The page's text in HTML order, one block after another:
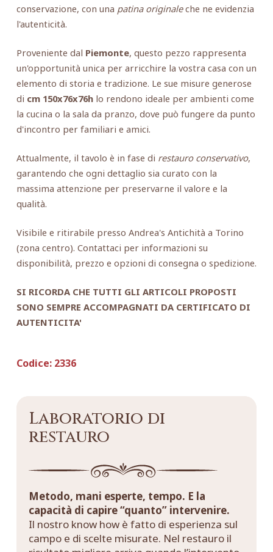
conservazione, con una patina originaleche ne evidenzia
l'autenticità.
Proveniente dal Piemonte, questo pezzo rappresenta
un'opportunità unica per arricchire la vostra casa con un
elemento di storia e tradizione. Le sue misure generose
di cm 150x76x76hlo rendono ideale per ambienti come
la cucina o la sala da pranzo, dove può fungere da punto
d'incontro per familiari e amici.
Attualmente, il tavolo è in fase di restauro conservativo,
garantendo che ogni dettaglio sia curato con la
massima attenzione per preservarne il valore e la
qualità.
Visibile e ritirabile presso Andrea's Antichità a Torino
(zona centro). Contattaci per informazioni su
disponibilità, prezzo e opzioni di consegna o spedizione.
SI RICORDA CHE TUTTI GLI ARTICOLI PROPOSTI
SONO SEMPRE ACCOMPAGNATI DA CERTIFICATO DI
AUTENTICITA'
Codice:2336
Laboratorio di
restauro
Metodo, mani esperte, tempo. E la
capacità di capire “quanto” intervenire.
Il nostro know how è fatto di esperienza sul
campo e di scelte misurate. Nel restauro il